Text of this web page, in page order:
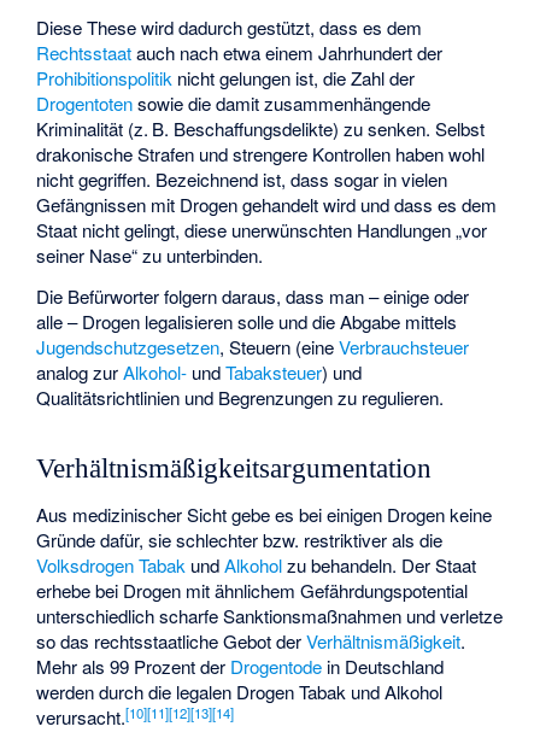
Diese These wird dadurch gestützt, dass es dem
Rechtsstaatauch nach etwa einem Jahrhundert der
Prohibitionspolitik nicht gelungen ist, die Zahl der
Drogentotensowie die damit zusammenhängende
Kriminalität (z. B. Beschaffungsdelikte) zu senken. Selbst
drakonische Strafen und strengere Kontrollen haben wohl
nicht gegriffen. Bezeichnend ist, dass sogar in vielen
Gefängnissen mit Drogen gehandelt wird und dass es dem
Staat nicht gelingt, diese unerwünschten Handlungen „vor
seiner Nase“ zu unterbinden.
Die Befürworter folgern daraus, dass man – einige oder
alle – Drogen legalisieren solle und die Abgabe mittels
Jugendschutzgesetzen, Steuern (eineVerbrauchsteuer
analog zurAlkohol- undTabaksteuer) und
Qualitätsrichtlinien und Begrenzungen zu regulieren.
Verhältnismäßigkeitsargumentation
Aus medizinischer Sicht gebe es bei einigen Drogen keine
Gründe dafür, sie schlechter bzw. restriktiver als die
Volksdrogen Tabak undAlkoholzu behandeln. Der Staat
erhebe bei Drogen mit ähnlichem Gefährdungspotential
unterschiedlich scharfe Sanktionsmaßnahmen und verletze
so das rechtsstaatliche Gebot derVerhältnismäßigkeit.
Mehr als 99 Prozent der Drogentode in Deutschland
werden durch die legalen Drogen Tabak und Alkohol
verursacht.[10][11][12][13][14]